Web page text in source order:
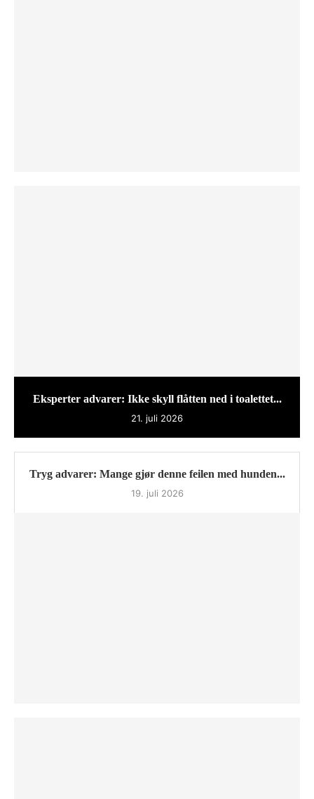
Eksperter advarer: Ikke skyll flåtten ned i toalettet...
21. juli 2026
Tryg advarer: Mange gjør denne feilen med hunden...
19. juli 2026